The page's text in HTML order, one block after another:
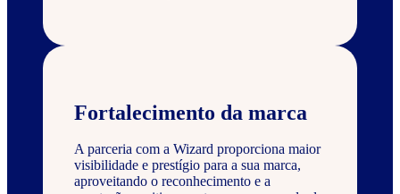
Fortalecimento da marca
A parceria com a Wizard proporciona maior
visibilidade e prestígio para a sua marca,
aproveitando o reconhecimento e a